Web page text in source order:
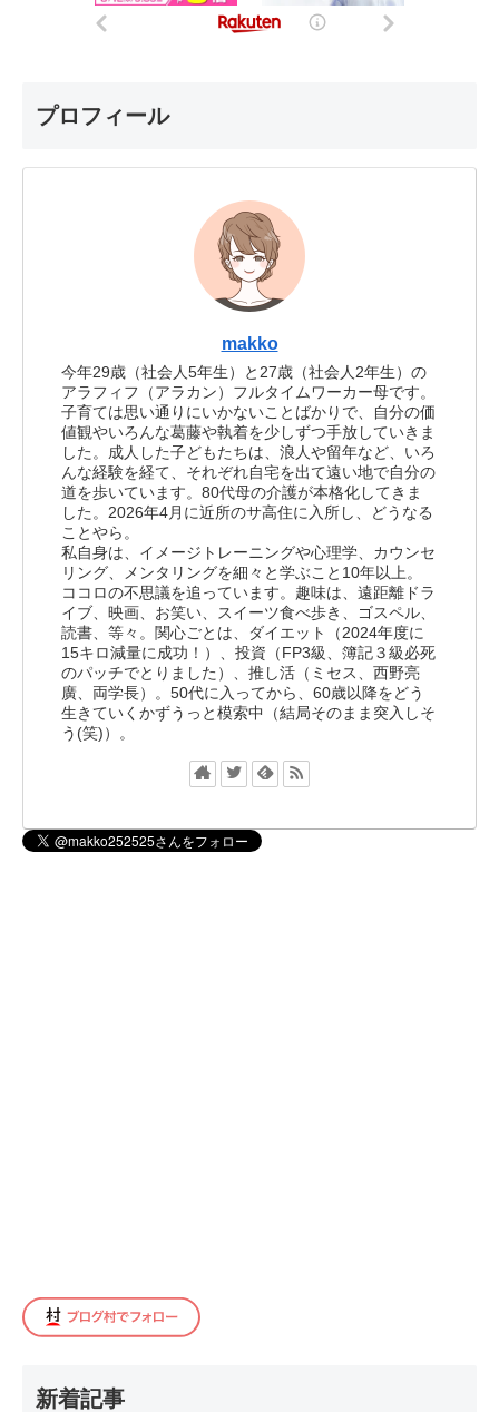
プロフィール
makko
今年29歳（社会人5年生）と27歳（社会人2年生）の
アラフィフ（アラカン）フルタイムワーカー母です。
子育ては思い通りにいかないことばかりで、自分の価
値観やいろんな葛藤や執着を少しずつ手放していきま
した。成人した子どもたちは、浪人や留年など、いろ
んな経験を経て、それぞれ自宅を出て遠い地で自分の
道を歩いています。80代母の介護が本格化してきま
した。2026年4月に近所のサ高住に入所し、どうなる
ことやら。
私自身は、イメージトレーニングや心理学、カウンセ
リング、メンタリングを細々と学ぶこと10年以上。
ココロの不思議を追っています。趣味は、遠距離ドラ
イブ、映画、お笑い、スイーツ食べ歩き、ゴスペル、
読書、等々。関心ごとは、ダイエット（2024年度に
15キロ減量に成功！）、投資（FP3級、簿記３級必死
のパッチでとりました）、推し活（ミセス、西野亮
廣、両学長）。50代に入ってから、60歳以降をどう
生きていくかずうっと模索中（結局そのまま突入しそ
う(笑)）。
新着記事